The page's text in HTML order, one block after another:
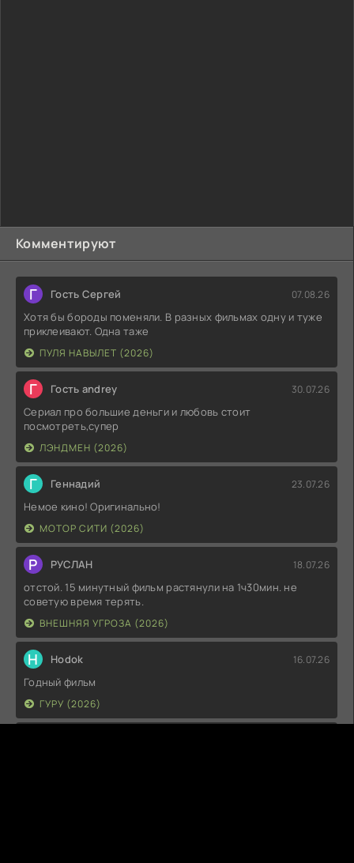
Комментируют
Г Гость Сергей 07.08.26
Хотя бы бороды поменяли. В разных фильмах одну и туже
приклеивают. Одна таже
ПУЛЯ НАВЫЛЕТ (2026)
Г Гость andrey 30.07.26
Сериал про большие деньги и любовь стоит
посмотреть,супер
ЛЭНДМЕН (2026)
Г Геннадий 23.07.26
Немое кино! Оригинально!
МОТОР СИТИ (2026)
Р РУСЛАН 18.07.26
отстой. 15 минутный фильм растянули на 1ч30мин. не
советую время терять.
ВНЕШНЯЯ УГРОЗА (2026)
H Hodok 16.07.26
Годный фильм
ГУРУ (2026)